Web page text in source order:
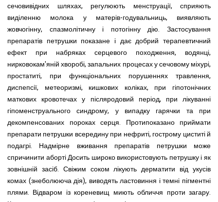
сечовивідних шляхах, регулюють менструації, сприяють
виділенню молока у матерів-годувальниць, виявляють
жовчогінну, спазмолітичну і потогінну дію. Застосування
препаратів петрушки показане і дає добрий терапевтичний
ефект при набряках серцевого походження, водянці,
нирковокам'яній хворобі, запальних процесах у сечовому міхурі,
простатиті, при функціональних порушеннях травлення,
диспепсії, метеоризмі, кишкових коліках, при гіпотонічних
маткових кровотечах у післяродовий період, при лікуванні
гіпоменструального синдрому, у випадку гарячки та при
декомпенсованих пороках серця. Протипоказано приймати
препарати петрушки всередину при нефриті, гострому циститі й
подагрі. Надмірне вживання препаратів петрушки може
спричинити аборті Досить широко використовують петрушку і як
зовнішній засіб. Свіжим соком лікують дерматити від укусів
комах (знеболююча дія), виводять ластовиння і темні пігментні
плями. Відваром із кореневищ миють обличчя проти загару.